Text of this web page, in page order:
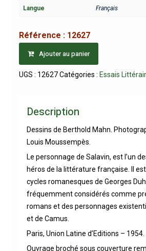
Langue Français
Référence : 12627
Ajouter au panier
UGS : 12627 Catégories : Essais
Description
Dessins de Berthold Mahn.
Louis Moussempès.
Le personnage de Salavin, est l’un
héros de la littérature française. Il
cycles romanesques de Georges
fréquemment considérés comme
romans et des personnages
et de Camus.
Paris, Union Latine d’Editions – 1954.
Ouvrage broché sous couverture